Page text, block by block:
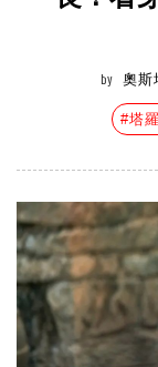
by 奧斯
#塔